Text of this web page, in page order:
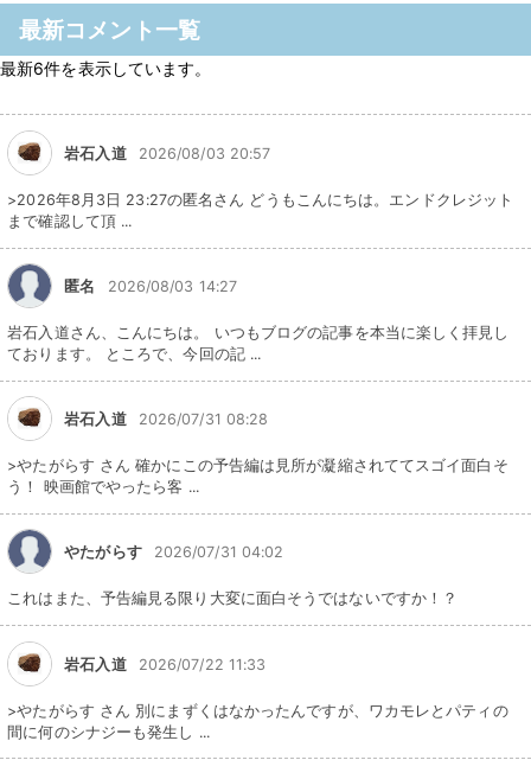
最新コメント一覧
最新6件を表示しています。
岩石入道 2026/08/03 20:57
>2026年8月3日 23:27の匿名さん どうもこんにちは。エンドクレジット
まで確認して頂 ...
匿名 2026/08/03 14:27
岩石入道さん、こんにちは。 いつもブログの記事を本当に楽しく拝見し
ております。 ところで、今回の記 ...
岩石入道 2026/07/31 08:28
>やたがらす さん 確かにこの予告編は見所が凝縮されててスゴイ面白そ
う！ 映画館でやったら客 ...
やたがらす 2026/07/31 04:02
これはまた、予告編見る限り大変に面白そうではないですか！？
岩石入道 2026/07/22 11:33
>やたがらす さん 別にまずくはなかったんですが、ワカモレとパティの
間に何のシナジーも発生し ...